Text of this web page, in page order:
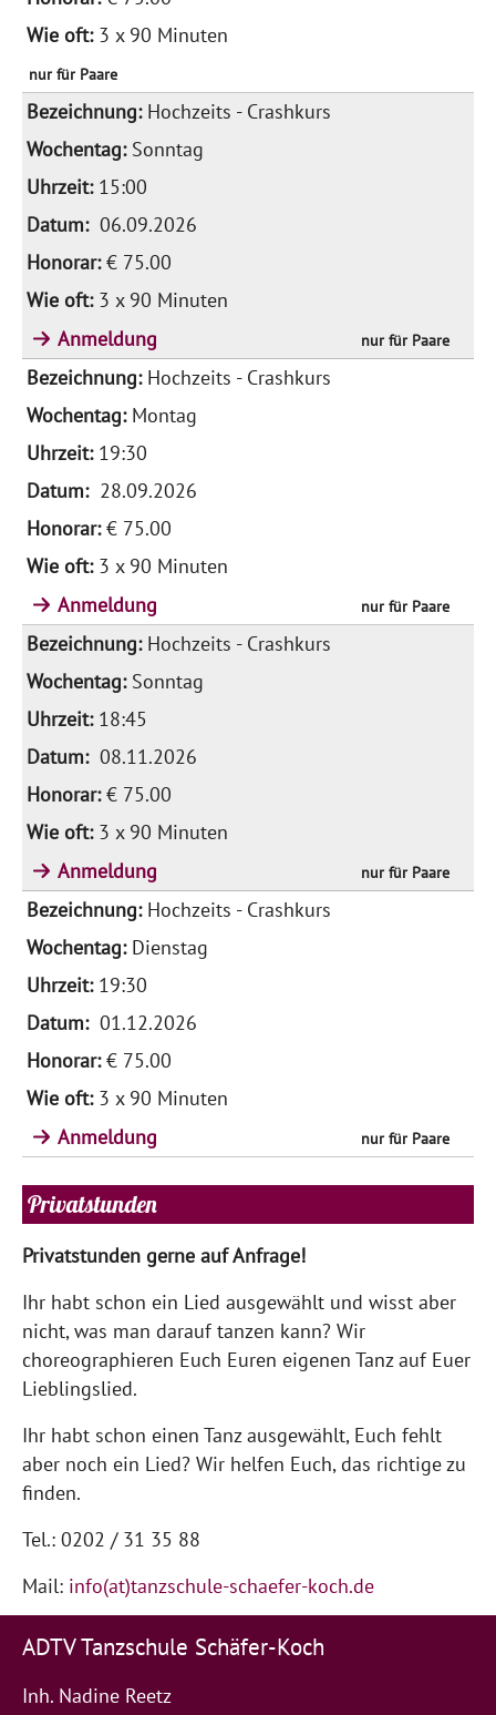
3 x 90 Minuten
nur für Paare
Hochzeits - Crashkurs
Sonntag
15:00
06.09.2026
€ 75.00
3 x 90 Minuten
Anmeldung
nur für Paare
Hochzeits - Crashkurs
Montag
19:30
28.09.2026
€ 75.00
3 x 90 Minuten
Anmeldung
nur für Paare
Hochzeits - Crashkurs
Sonntag
18:45
08.11.2026
€ 75.00
3 x 90 Minuten
Anmeldung
nur für Paare
Hochzeits - Crashkurs
Dienstag
19:30
01.12.2026
€ 75.00
3 x 90 Minuten
Anmeldung
nur für Paare
Privatstunden
Privatstunden gerne auf Anfrage!
Ihr habt schon ein Lied ausgewählt und wisst aber
nicht, was man darauf tanzen kann? Wir
choreographieren Euch Euren eigenen Tanz auf Euer
Lieblingslied.
Ihr habt schon einen Tanz ausgewählt, Euch fehlt
aber noch ein Lied? Wir helfen Euch, das richtige zu
finden.
Tel.: 0202 / 31 35 88
Mail: info(at)tanzschule-schaefer-koch.de
ADTV Tanzschule Schäfer-Koch
Inh. Nadine Reetz